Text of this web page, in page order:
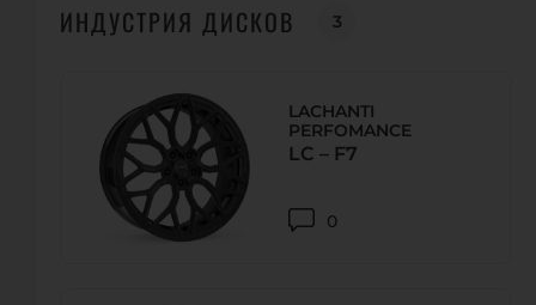
ИНДУСТРИЯ ДИСКОВ 3
LACHANTI
PERFOMANCE
LC – F7
0